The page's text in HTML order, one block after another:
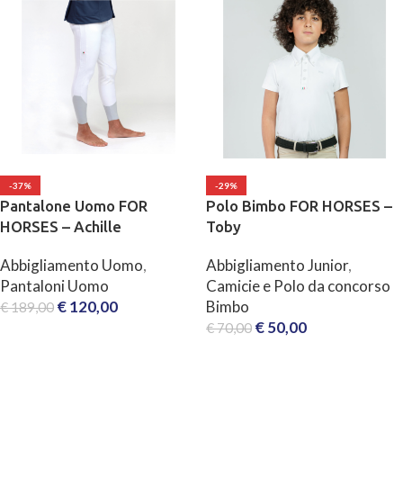
-37%
Pantalone Uomo FOR
HORSES – Achille
Abbigliamento Uomo,
Pantaloni Uomo
€189,00 €120,00
-29%
Polo Bimbo FOR HORSES –
Toby
Abbigliamento Junior,
Camicie e Polo da concorso
Bimbo
€70,00 €50,00